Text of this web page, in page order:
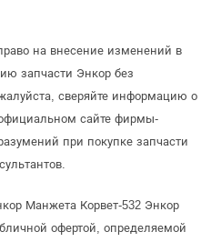
на внесение изменений в
запчасти Энкор без
сверяйте информацию о
сайте фирмы-
при покупке запчасти
Манжета Корвет-532 Энкор
офертой, определяемой